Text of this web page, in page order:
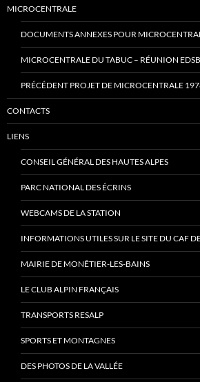
MICROCENTRALE
DOCUMENTS ANNEXES POUR
MICROCENTRALE DU TABUC – RÉUNION EDSB
PRÉCÉDENT PROJET DE MICROCENTRALE
CONTACTS
LIENS
CONSEIL GÉNÉRAL DES HAUTES ALPES
PARC NATIONAL DES ÉCRINS
WEBCAMS DE LA STATION
INFORMATIONS UTILES SUR LE SITE DU CAF
MAIRIE DE MONÊTIER-LES-BAINS
LE CLUB ALPIN FRANÇAIS
TRANSPORTS RESALP
SPORTS ET MONTAGNES
DES PHOTOS DE LA VALLÉE